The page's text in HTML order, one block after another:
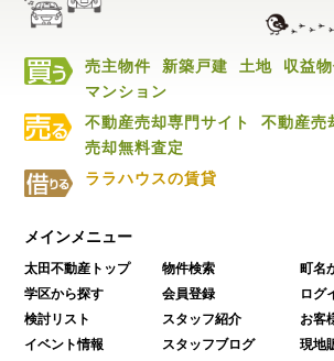
売主物件 新築戸建 土地 収益
マンション
不動産売却専門サイト
不動産売
売却無料査定
ララハウスの賃貸
メインメニュー
太田不動産トップ 物件検索
町名
学区から探す
会員登録
ログ
検討リスト
スタッフ紹介
お客
イベント情報
スタッフブログ 現地